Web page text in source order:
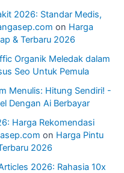
2026: Standar Medis,
on Harga
& Terbaru 2026
Organik Meledak dalam
Seo Untuk Pemula
Menulis: Hitung Sendiri! -
Dengan Ai Berbayar
Harga Rekomendasi
on Harga Pintu
2026
2026: Rahasia 10x